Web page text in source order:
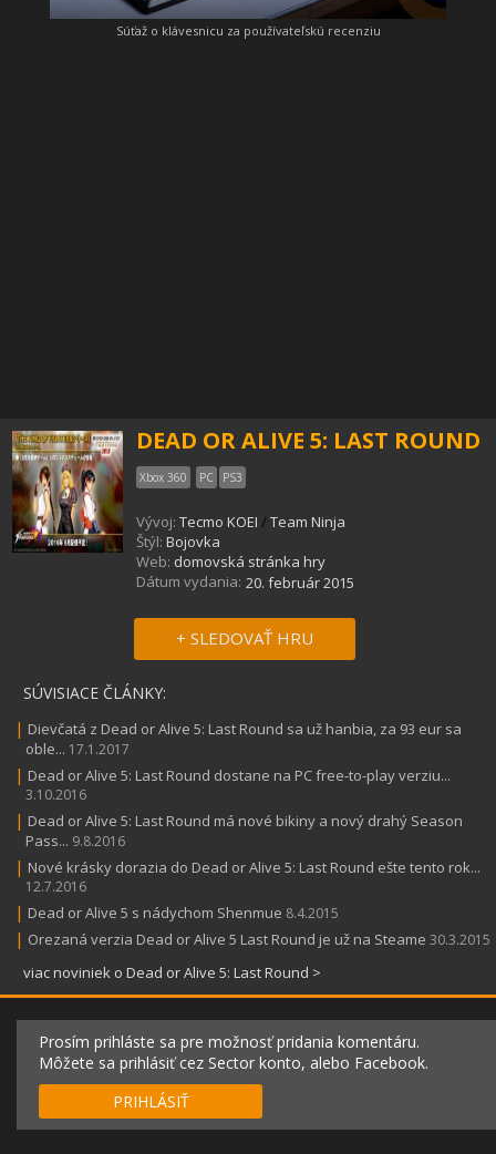
Súťaž o klávesnicu za používateľskú recenziu
DEAD OR ALIVE 5: LAST ROUND
Xbox 360 PC PS3
Vývoj: Tecmo KOEI / Team Ninja
Štýl: Bojovka
Web: domovská stránka hry
Dátum vydania: 20. február 2015
+ SLEDOVAŤ HRU
SÚVISIACE ČLÁNKY:
| Dievčatá z Dead or Alive 5: Last Round sa už hanbia, za 93 eur sa
oble... 17.1.2017
| Dead or Alive 5: Last Round dostane na PC free-to-play verziu...
3.10.2016
| Dead or Alive 5: Last Round má nové bikiny a nový drahý Season
Pass... 9.8.2016
| Nové krásky dorazia do Dead or Alive 5: Last Round ešte tento rok...
12.7.2016
| Dead or Alive 5 s nádychom Shenmue 8.4.2015
| Orezaná verzia Dead or Alive 5 Last Round je už na Steame 30.3.2015
viac noviniek o Dead or Alive 5: Last Round >
Prosím prihláste sa pre možnosť pridania komentáru.
Môžete sa prihlásiť cez Sector konto, alebo Facebook.
PRIHLÁSIŤ